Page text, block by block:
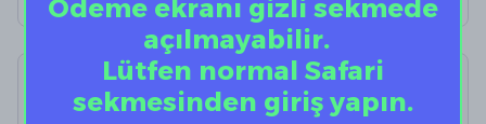
AirPods Kulaklık
Temizleyici
Ödeme ekranı gizli sekmede
açılmayabilir.
Lütfen normal Safari
sekmesinden giriş yapın.